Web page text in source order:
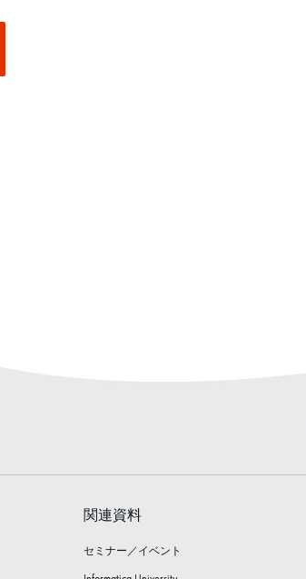
関連資料
セミナー／イベント